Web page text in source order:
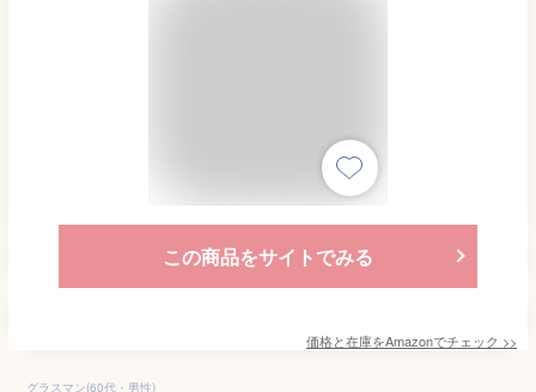
この商品をサイトでみる
価格と在庫をAmazonでチェック >>
グラスマン(60代・男性)